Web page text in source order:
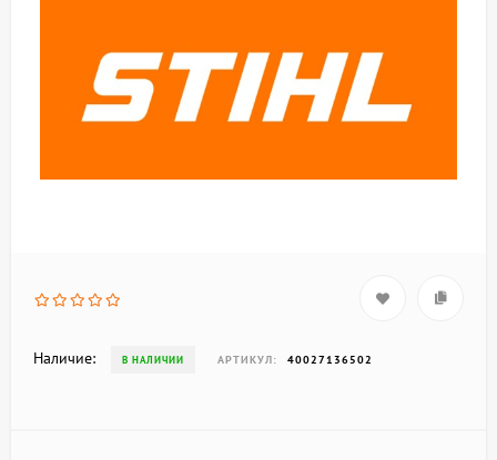
Наличие: В НАЛИЧИИ АРТИКУЛ: 40027136502